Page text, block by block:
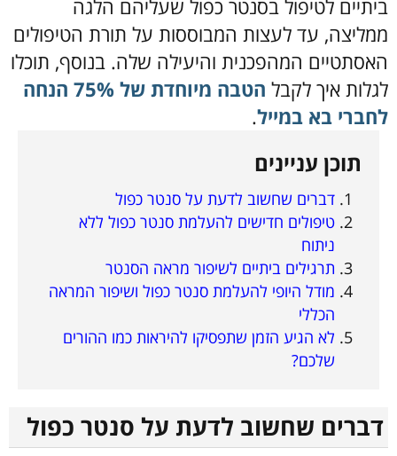
ביתיים לטיפול בסנטר כפול שעליהם הלגה
ממליצה, עד לעצות המבוססות על תורת הטיפולים
האסתטיים המהפכנית והיעילה שלה. בנוסף, תוכלו
לגלות איך לקבל
הטבה מיוחדת של 75% הנחה
לחברי בא במייל.
תוכן עניינים
דברים שחשוב לדעת על סנטר כפול
טיפולים חדישים להעלמת סנטר כפול ללא
ניתוח
תרגילים ביתיים לשיפור מראה הסנטר
מודל היופי להעלמת סנטר כפול ושיפור המראה
הכללי
לא הגיע הזמן שתפסיקו להיראות כמו ההורים
שלכם?
דברים שחשוב לדעת על סנטר כפול